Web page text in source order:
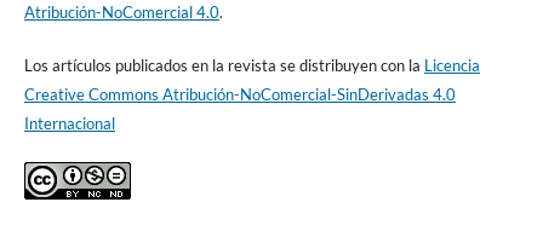
Atribución-NoComercial 4.0.
Los artículos publicados en la revista se distribuyen con la Licencia
Creative Commons Atribución-NoComercial-SinDerivadas 4.0
Internacional